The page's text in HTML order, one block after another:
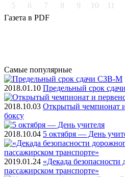
5
6 7 8 9 10
11
Газета в PDF
Самые популярные
2018.01.10 Предельный срок
2018.10.03 Открытый чемпионат
боксу
2018.10.04 5 октября — День
2019.01.24 «Декада
пассажирском транспорте»